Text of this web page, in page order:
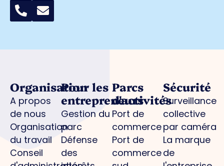
Organisation
A propos
de nous
Organisation
du travail
Conseil
Pour les
entrepreneurs
Gestion du
parc
Défense
des
Parcs
d'activités
Port de
commerce
Port de
commerce
Sécurité
Surveillance
collective
par caméra
La marque
de